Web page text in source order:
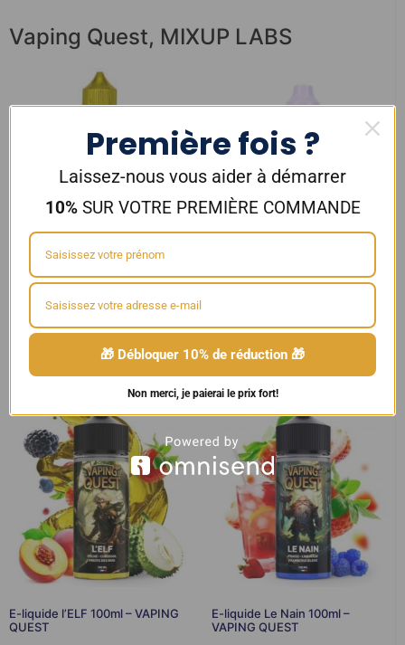
Vaping Quest, MIXUP LABS
E-liquide Cassis Red Fruits 50ml
Kuix – LiquideLab
16,90€
Ajouter au panier
E-liquide Icy Paradise 50ml
19,90€
Ajouter au panier
E-liquide l’ELF 100ml – VAPING
QUEST
E-liquide Le Nain 100ml –
VAPING QUEST
Première fois ?
Laissez-nous vous aider à démarrer
10%SUR VOTRE PREMIÈRE COMMANDE
🎁 Débloquer 10% de réduction 🎁
Non merci, je paierai le prix fort!